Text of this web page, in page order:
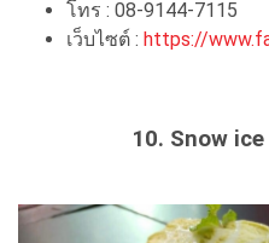
โทร : 08-9144-7115
เว็บไซต์ : https://
10. Snow